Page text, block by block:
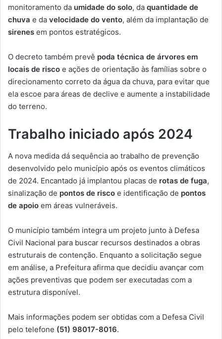
monitoramento da umidade do solo, da quantidade de
chuva e da velocidade do vento, além da implantação de
sirenes em pontos estratégicos.
O decreto também prevê poda técnica de árvores em
locais de risco e ações de orientação às famílias sobre o
direcionamento correto da água da chuva, para evitar que
ela escoe para áreas de declive e aumente a instabilidade
do terreno.
Trabalho iniciado após 2024
A nova medida dá sequência ao trabalho de prevenção
desenvolvido pelo município após os eventos climáticos
de 2024. Encantado já implantou placas de rotas de fuga,
sinalização de pontos de risco e identificação de pontos
de apoio em áreas vulneráveis.
O município também integra um projeto junto à Defesa
Civil Nacional para buscar recursos destinados a obras
estruturais de contenção. Enquanto a solicitação segue
em análise, a Prefeitura afirma que decidiu avançar com
ações preventivas que podem ser executadas com a
estrutura disponível.
Mais informações podem ser obtidas com a Defesa Civil
pelo telefone (51) 98017-8016.